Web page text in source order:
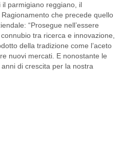
parmigiano reggiano, il
che precede quello
“Prosegue nell’essere
tra ricerca e innovazione,
della tradizione come l’aceto
nuovi mercati. E nonostante le
di crescita per la nostra